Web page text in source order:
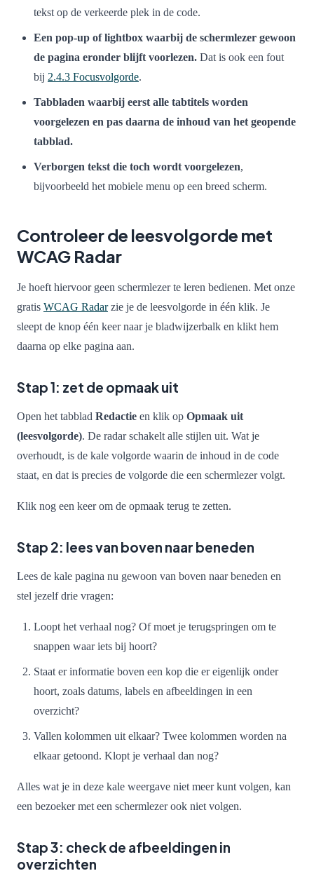
tekst op de verkeerde plek in de code.
Een pop-up of lightbox waarbij de schermlezer gewoon
de pagina eronder blijft voorlezen. Dat is ook een fout
bij 2.4.3 Focusvolgorde.
Tabbladen waarbij eerst alle tabtitels worden
voorgelezen en pas daarna de inhoud van het geopende
tabblad.
Verborgen tekst die toch wordt voorgelezen,
bijvoorbeeld het mobiele menu op een breed scherm.
Controleer de leesvolgorde met
WCAG Radar
Je hoeft hiervoor geen schermlezer te leren bedienen. Met onze
gratis WCAG Radarzie je de leesvolgorde in één klik. Je
sleept de knop één keer naar je bladwijzerbalk en klikt hem
daarna op elke pagina aan.
Stap 1: zet de opmaak uit
Open het tabblad Redactie en klik op Opmaak uit
(leesvolgorde). De radar schakelt alle stijlen uit. Wat je
overhoudt, is de kale volgorde waarin de inhoud in de code
staat, en dat is precies de volgorde die een schermlezer volgt.
Klik nog een keer om de opmaak terug te zetten.
Stap 2: lees van boven naar beneden
Lees de kale pagina nu gewoon van boven naar beneden en
stel jezelf drie vragen:
Loopt het verhaal nog? Of moet je terugspringen om te
snappen waar iets bij hoort?
Staat er informatie boven een kop die er eigenlijk onder
hoort, zoals datums, labels en afbeeldingen in een
overzicht?
Vallen kolommen uit elkaar? Twee kolommen worden na
elkaar getoond. Klopt je verhaal dan nog?
Alles wat je in deze kale weergave niet meer kunt volgen, kan
een bezoeker met een schermlezer ook niet volgen.
Stap 3: check de afbeeldingen in
overzichten